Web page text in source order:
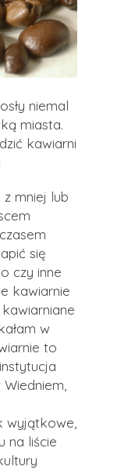
niemal
miasta.
kawiarni
z mniej lub
się
czy inne
kawiarnie
w
to
wyjątkowe,
na liście